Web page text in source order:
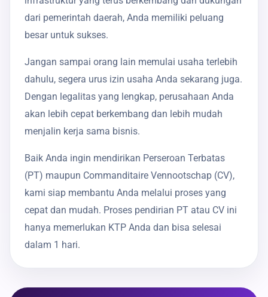
dari pemerintah daerah, Anda memiliki peluang
besar untuk sukses.
Jangan sampai orang lain memulai usaha terlebih
dahulu, segera urus izin usaha Anda sekarang juga.
Dengan legalitas yang lengkap, perusahaan Anda
akan lebih cepat berkembang dan lebih mudah
menjalin kerja sama bisnis.
Baik Anda ingin mendirikan Perseroan Terbatas
(PT) maupun Commanditaire Vennootschap (CV),
kami siap membantu Anda melalui proses yang
cepat dan mudah. Proses pendirian PT atau CV ini
hanya memerlukan KTP Anda dan bisa selesai
dalam 1 hari.